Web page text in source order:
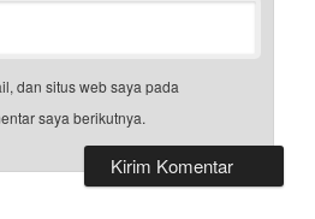
dan situs web saya pada
saya berikutnya.